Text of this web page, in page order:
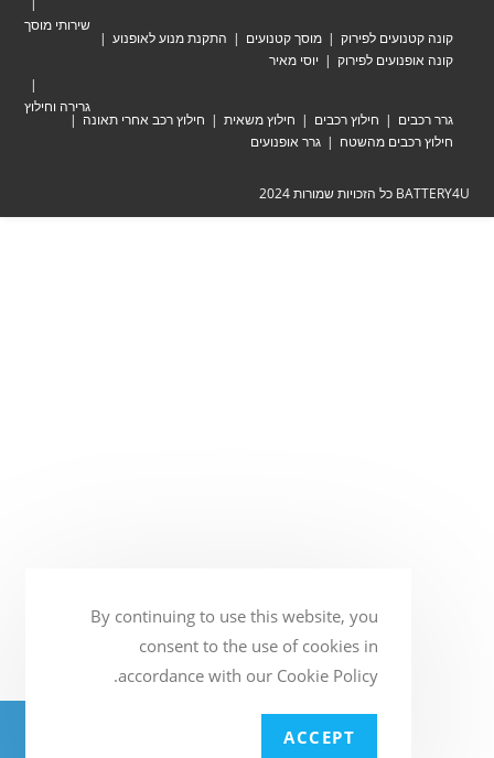
לפירוק מוסך קטנועים
התקנת מנוע לאופנוע
לפירוק
יוסי מאיר
חילוץ רכבים חילוץ משאית
חילוץ רכב אחרי תאונה
מהשטח
גרר אופנועים
By continuing to use this website, you
consent to the use of cookies in
accordance with our Cookie Policy.